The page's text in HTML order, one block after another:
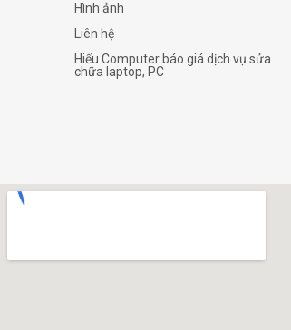
Hình ảnh
Liên hệ
Hiếu Computer báo giá dịch vụ sửa
chữa laptop, PC